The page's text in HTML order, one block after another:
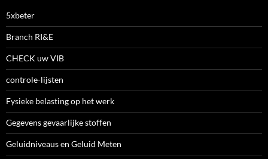
5xbeter
Branch RI&E
CHECK uw VIB
controle-lijsten
Fysieke belasting op het werk
Gegevens gevaarlijke stoffen
Geluidniveaus en Geluid Meten